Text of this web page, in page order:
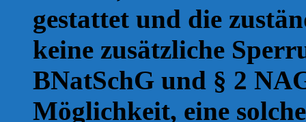
gestattet und die
keine zusätzliche
BNatSchG und § 2
Möglichkeit, eine